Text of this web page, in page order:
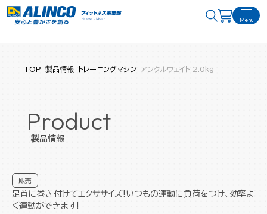
Menu
TOP 製品情報 トレーニングマシン アンクルウェイト 2.0kg
Product
製品情報
販売
足首に巻き付けてエクササイズ!いつもの運動に負荷をつけ、効率よ
く運動ができます!